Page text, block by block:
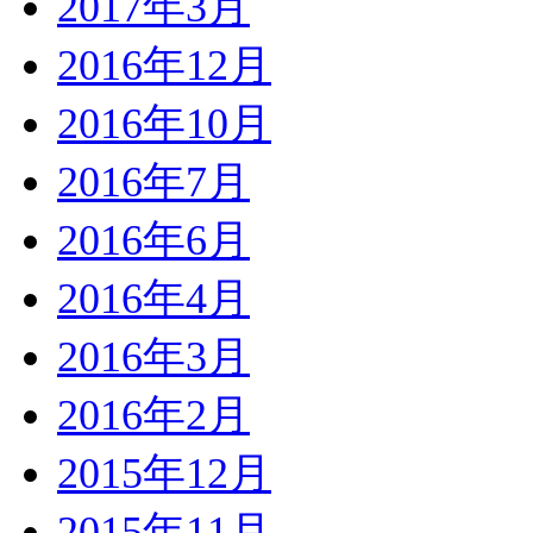
2016年12月
2016年10月
2016年7月
2016年6月
2016年4月
2016年3月
2016年2月
2015年12月